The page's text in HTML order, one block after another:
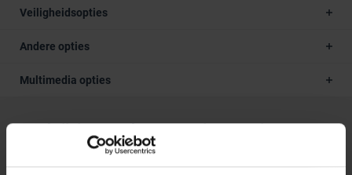
Veiligheidsopties
Andere opties
Multimedia opties
Beschrijving van het voertuig occasie
18495 +btw = 22379€ Alle DECAIGNY TWEEDEHANDS zijn